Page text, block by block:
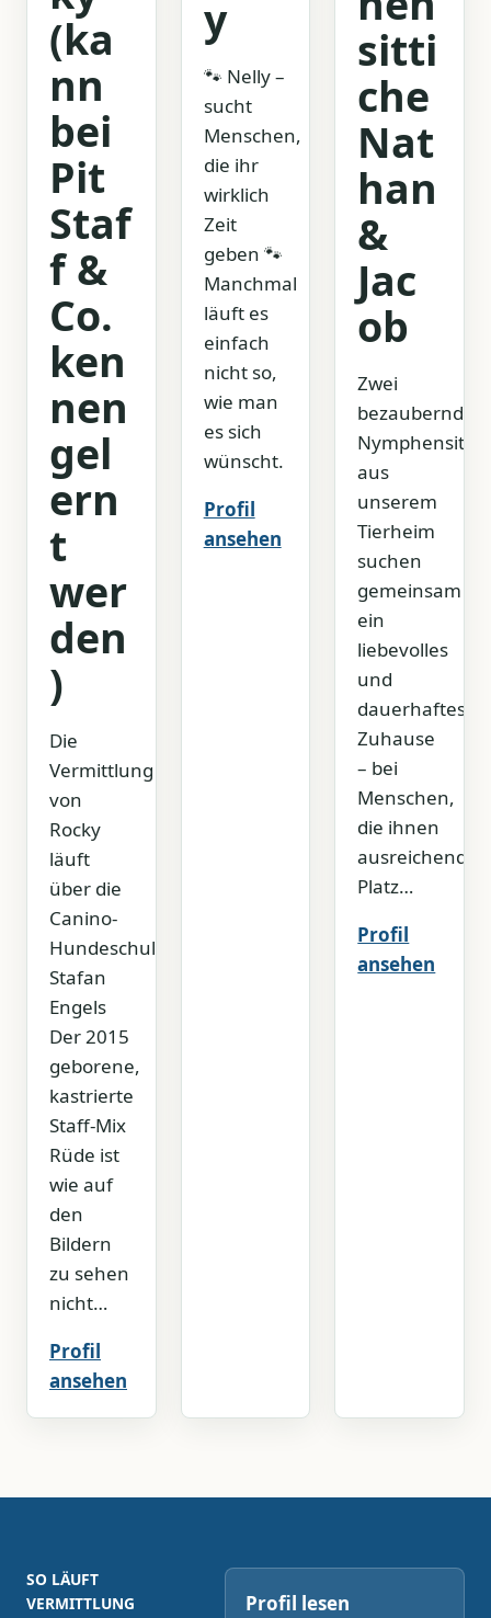
(ka
nn
bei
Pit
Staf
f &
Co.
ken
nen
gel
ern
t
wer
den
)
Die
Vermittlung
von
Rocky
läuft
über die
Canino-
Hundeschule
Stafan
Engels
Der 2015
geborene,
kastrierte
Staff-Mix
Rüde ist
wie auf
den
Bildern
zu sehen
nicht…
Profil
ansehen
y
🐾 Nelly –
sucht
Menschen,
die ihr
wirklich
Zeit
geben 🐾
Manchmal
läuft es
einfach
nicht so,
wie man
es sich
wünscht.
Profil
ansehen
sitti
che
Nat
han
&
Jac
ob
Zwei
bezaubernde
aus
unserem
Tierheim
suchen
gemeinsam
ein
liebevolles
und
dauerhaftes
Zuhause
– bei
Menschen,
die ihnen
ausreichend
Platz…
Profil
ansehen
SO LÄUFT
VERMITTLUNG
Profil lesen